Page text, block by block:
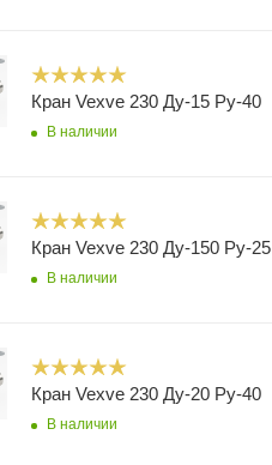
Кран Vexve 230 Ду-15 Ру-40
В наличии
Кран Vexve 230 Ду-150 Ру-25
В наличии
Кран Vexve 230 Ду-20 Ру-40
В наличии